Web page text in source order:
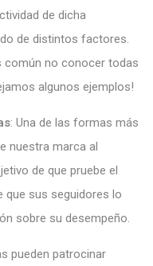
de dicha
de distintos factores.
común no conocer todas
algunos ejemplos!
: Una de las formas más
nuestra marca al
de que pruebe el
que sus seguidores lo
sobre su desempeño.
pueden patrocinar